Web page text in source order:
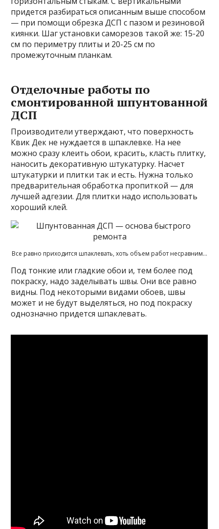
придется разбираться описанным выше способом
— при помощи обрезка ДСП с пазом и резиновой
киянки. Шаг установки саморезов такой же: 15-20
см по периметру плиты и 20-25 см по
промежуточным планкам.
Отделочные работы по
смонтированной шпунтованной
ДСП
Производители утверждают, что поверхность
Квик Дек не нуждается в шпаклевке. На нее
можно сразу клеить обои, красить, класть плитку,
наносить декоративную штукатурку. Насчет
штукатурки и плитки так и есть. Нужна только
предварительная обработка пропиткой — для
лучшей адгезии. Для плитки надо использовать
хороший клей.
Все равно приходится шпаклевать, хоть объем работ несравним…
Под тонкие или гладкие обои и, тем более под
покраску, надо заделывать швы. Они все равно
видны. Под некоторыми видами обоев, швы
может и не будут выделяться, но под покраску
однозначно придется шпаклевать.